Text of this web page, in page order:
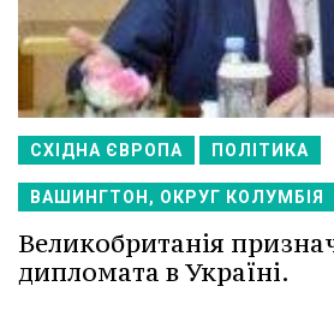
СХІДНА ЄВРОПА ПОЛІТИКА
ВАШИНГТОН, ОКРУГ КОЛУМБІЯ
Великобританія
дипломата в Україні.